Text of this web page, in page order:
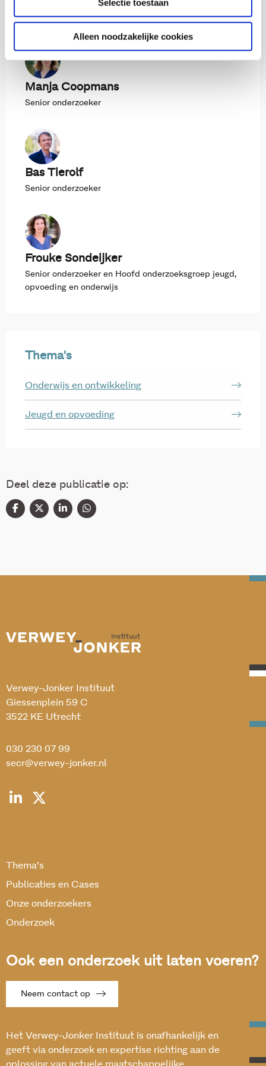
Selectie toestaan
Alleen noodzakelijke cookies
Suzanne Fikrat-Wevers
Manja Coopmans
Senior onderzoeker
Bas Tierolf
Senior onderzoeker
Frouke Sondeijker
Senior onderzoeker en Hoofd onderzoeksgroep jeugd,
opvoeding en onderwijs
Thema's
Onderwijs en ontwikkeling
Jeugd en opvoeding
Deel deze publicatie op:
Verwey-Jonker Instituut
Giessenplein 59 C
3522 KE Utrecht
030 230 07 99
secr@verwey-jonker.nl
Thema’s
Publicaties en Cases
Onze onderzoekers
Onderzoek
Ook een onderzoek uit laten voeren?
Neem contact op
Het Verwey-Jonker Instituut is onafhankelijk en
geeft via onderzoek en expertise richting aan de